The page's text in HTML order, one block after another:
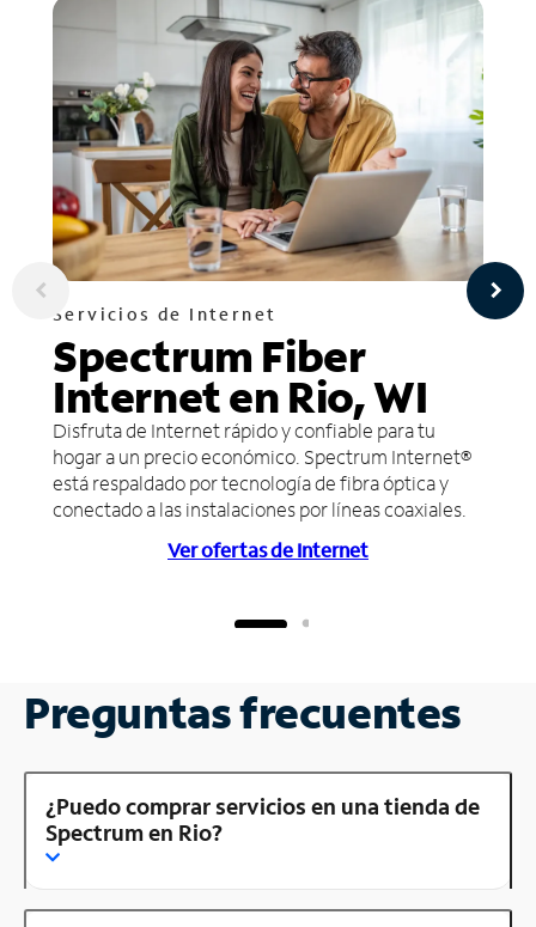
Servicios de Internet
Spectrum Fiber
Internet en Rio, WI
Disfruta de Internet rápido y confiable para tu
hogar a un precio económico. Spectrum Internet®
está respaldado por tecnología de fibra óptica y
conectado a las instalaciones por líneas coaxiales.
Ver ofertas de Internet
Preguntas frecuentes
¿Puedo comprar servicios en una tienda de
Spectrum en Rio?